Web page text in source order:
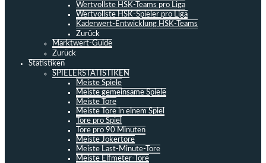
Wertvollste HSK-Teams pro Liga
Wertvollste HSK-Spieler pro Liga
Kaderwert-Entwicklung HSK-Teams
Zurück
Marktwert-Guide
Zurück
Statistiken
SPIELERSTATISTIKEN
Meiste Spiele
Meiste gemeinsame Spiele
Meiste Tore
Meiste Tore in einem Spiel
Tore pro Spiel
Tore pro 90 Minuten
Meiste Jokertore
Meiste Last-Minute-Tore
Meiste Elfmeter-Tore